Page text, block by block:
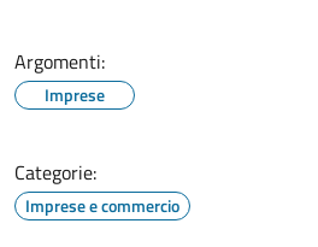
Argomenti:
Imprese
Categorie:
Imprese e commercio